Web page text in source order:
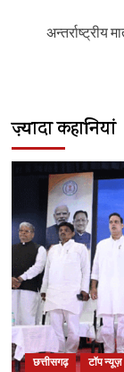
अन्तर्राष्ट्रीय
ज़्यादा कहानियां
छत्तीसगढ़ टॉप न्यूज़